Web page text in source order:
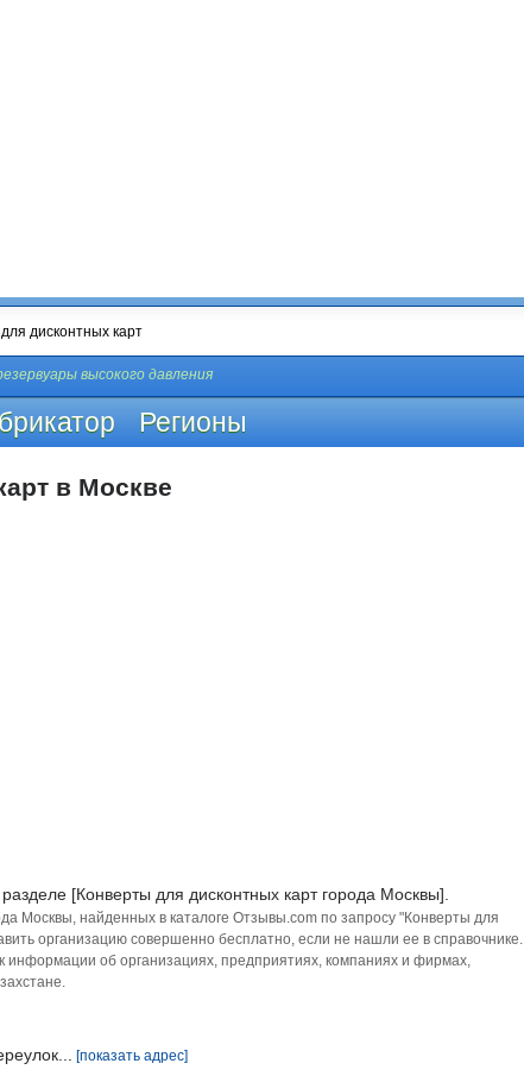
высокого давления
Регионы
в Москве
[Конверты для дисконтных карт города Москвы].
Москвы, найденных в каталоге Отзывы.com по запросу "Конверты для
организацию совершенно бесплатно, если не нашли ее в справочнике.
об организациях, предприятиях, компаниях и фирмах,
[показать адрес]